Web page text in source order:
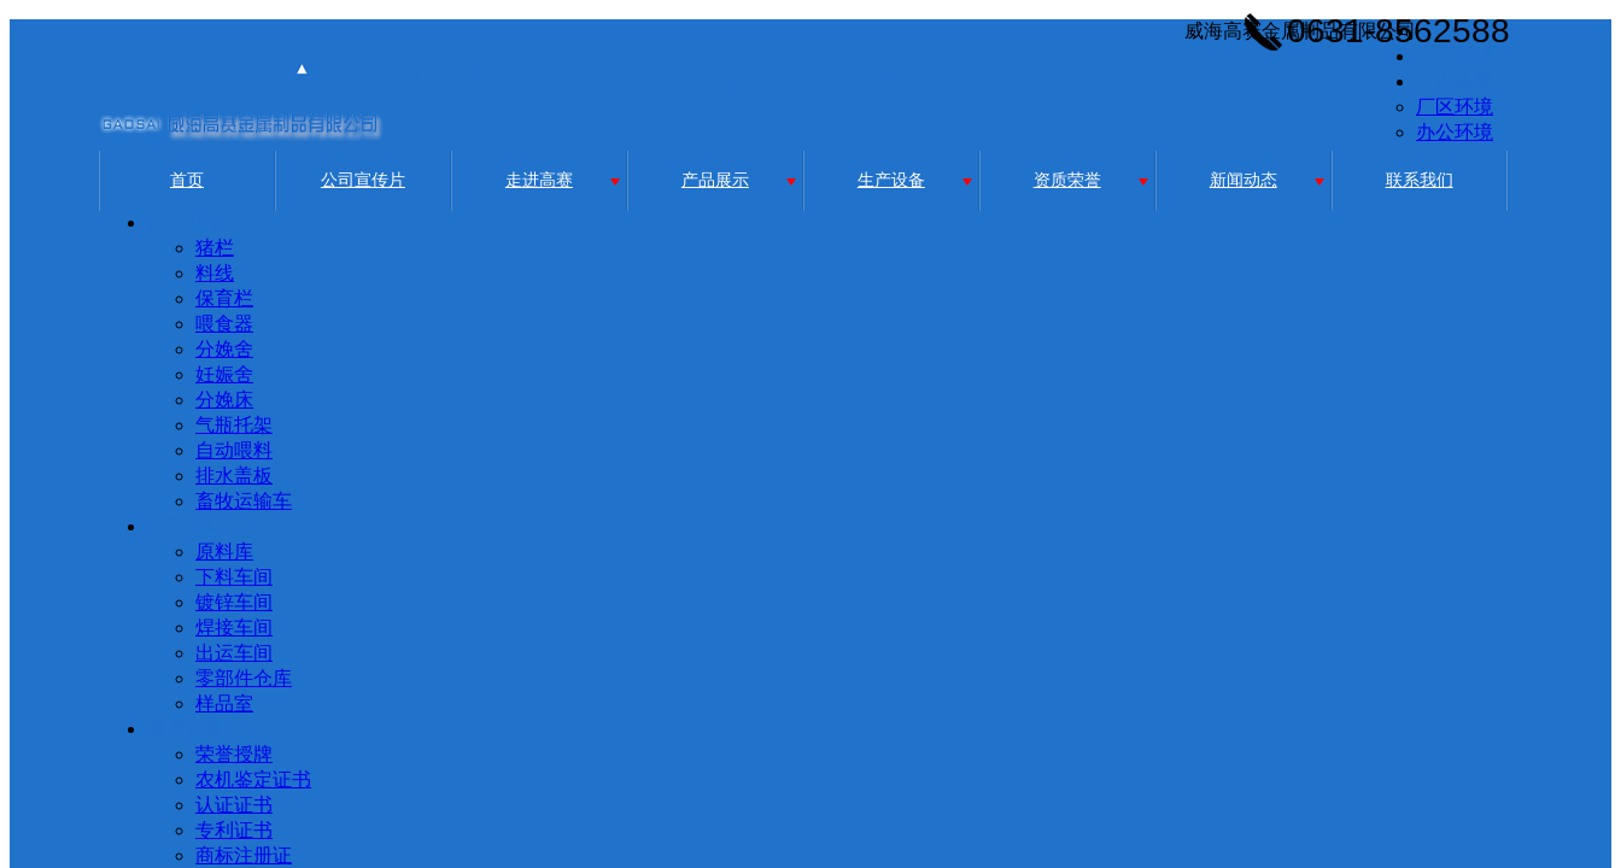
威海高赛金属制品有限公司
0631-8562588
首页 公司宣传片 走进高赛 产品展示 生产设备 资质荣誉 新闻动态 联系我们
首页
厂区环境
办公环境
猪栏
料线
保育栏
喂食器
分娩舍
妊娠舍
分娩床
气瓶托架
自动喂料
排水盖板
畜牧运输车
原料库
下料车间
镀锌车间
焊接车间
出运车间
零部件仓库
样品室
荣誉授牌
农机鉴定证书
认证证书
专利证书
商标注册证